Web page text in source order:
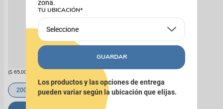
Galletas sabor yogur griego para
perro Dowolf
($ 65,00
200 g
zona.
TU UBICACIÓN*
Seleccione
GUARDAR
Los productos y las opciones de entrega
pueden variar según la ubicación que elijas.